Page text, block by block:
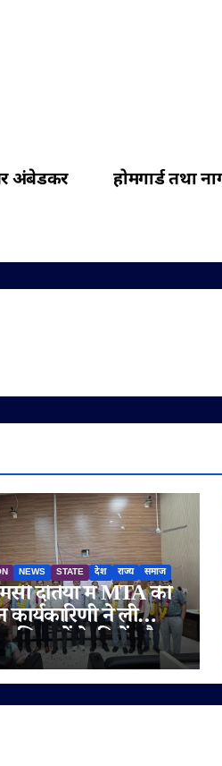
होमगार्ड तथा
अंबेडकर
NEWS STATE देश राज्य समाज
दतिया में MTA की
कार्यकारिणी ने ली
शिक्षकों के हितों और
शिक्षा की गुणवत्ता पर
जोर